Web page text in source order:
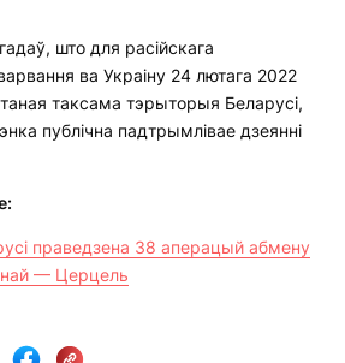
што для расійскага
ва Украіну 24 лютага 2022
таксама тэрыторыя Беларусі,
публічна падтрымлівае дзеянні
праведзена 38 аперацый абмену
— Церцель